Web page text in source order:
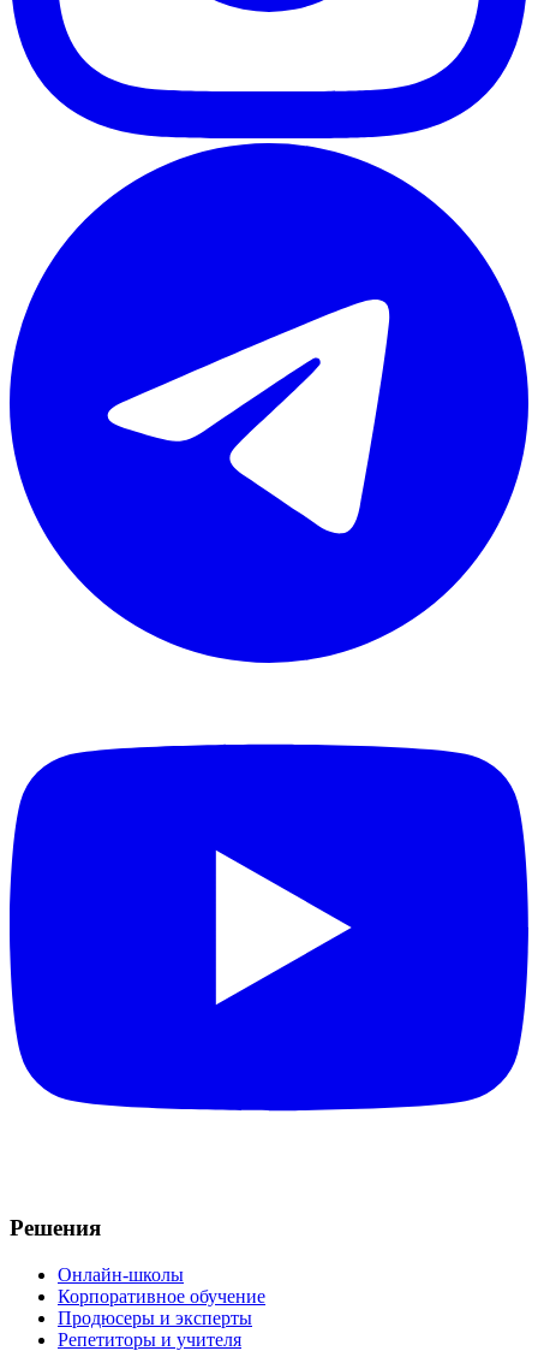
Решения
Онлайн-школы
Корпоративное обучение
Продюсеры и эксперты
Репетиторы и учителя